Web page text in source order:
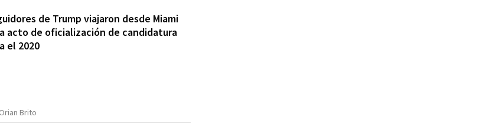
de Trump viajaron desde Miami
acto de oficialización de candidatura
el 2020
Brito